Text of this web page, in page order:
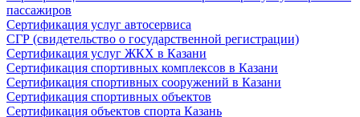
пассажиров
Сертификация услуг автосервиса
СГР (свидетельство о государственной регистрации)
Сертификация услуг ЖКХ в Казани
Сертификация спортивных комплексов в Казани
Сертификация спортивных сооружений в Казани
Сертификация спортивных объектов
Сертификация объектов спорта Казань